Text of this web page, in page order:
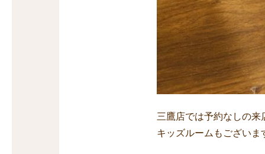
三鷹店では予約なしの来
キッズルームもござい